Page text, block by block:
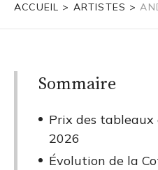
ACCUEIL > ARTISTES >
Sommaire
Prix des tableaux
2026
Évolution de la